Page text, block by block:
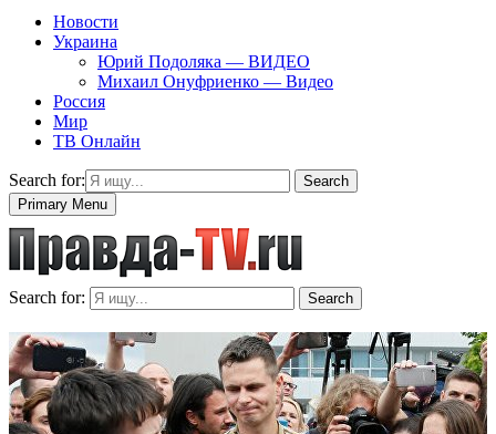
Новости
Украина
Юрий Подоляка — ВИДЕО
Михаил Онуфриенко — Видео
Россия
Мир
ТВ Онлайн
Search for:
Search
Primary Menu
Search for: Search